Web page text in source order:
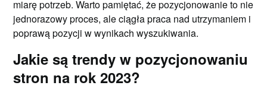
miarę potrzeb. Warto pamiętać, że pozycjonowanie to nie
jednorazowy proces, ale ciągła praca nad utrzymaniem i
poprawą pozycji w wynikach wyszukiwania.
Jakie są trendy w pozycjonowaniu
stron na rok 2023?